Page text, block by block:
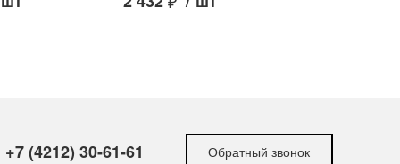
+7 (4212) 30-61-61 Обратный звонок